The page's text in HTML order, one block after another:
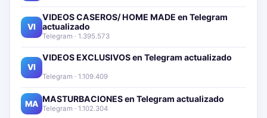
VI
VIDEOS CASEROS/ HOME MADE en Telegram
actualizado📱🔥
Telegram · 1.395.573
VI
VIDEOS EXCLUSIVOS en Telegram actualizado📱
Telegram · 1.109.409
MA MASTURBACIONES en Telegram actualizado📱🔥
Telegram · 1.102.304